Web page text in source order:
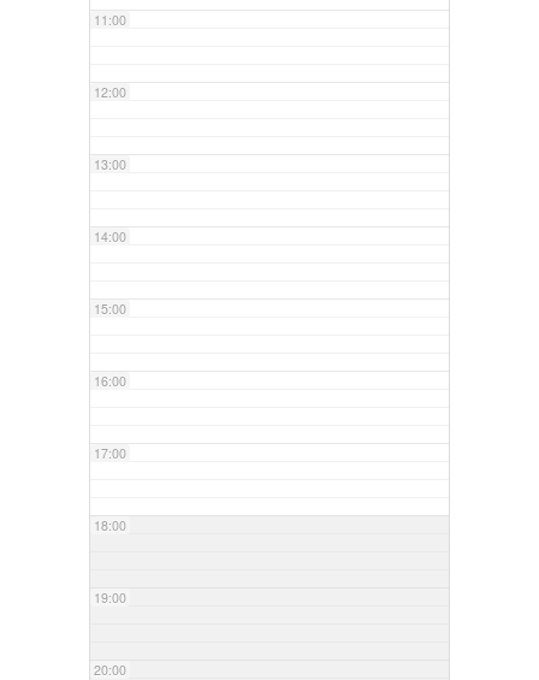
11:00
12:00
13:00
14:00
15:00
16:00
17:00
18:00
19:00
20:00